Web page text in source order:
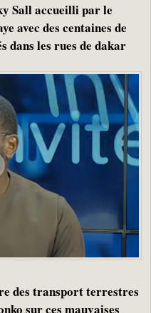
Sall accueilli par le
avec des centaines de
dans les rues de dakar
des transport terrestres
sur ces mauvaises